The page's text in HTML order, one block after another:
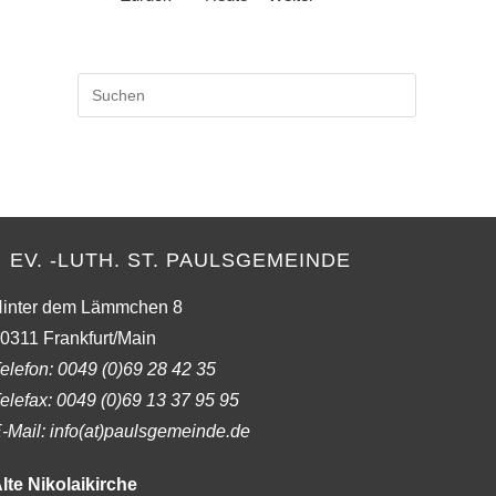
Escape
EV. -LUTH. ST. PAULSGEMEINDE
dem Lämmchen 8
Frankfurt/Main
0049 (0)69 28 42 35
0049 (0)69 13 37 95 95
Mail: info(at)paulsgemeinde.de
Nikolaikirche